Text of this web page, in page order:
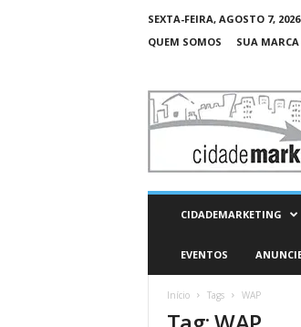
SEXTA-FEIRA, AGOSTO 7, 2026
QUEM SOMOS
SUA
C
d
CIDADEMARKETING
EVENTOS
Início Tags WAP